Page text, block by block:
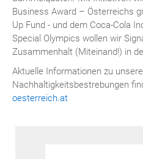
Business Award – Österreichs
Up Fund - und dem Coca-Cola
Special Olympics wollen wir
Zusammenhalt (Miteinand!) in
Aktuelle Informationen zu
Nachhaltigkeitsbestrebungen
oesterreich.at